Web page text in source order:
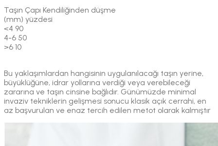
Taşın Çapı Kendiliğinden düşme
(mm) yüzdesi
<4 90
4-6 50
>6 10
Bu yaklaşımlardan hangisinin uygulanılacağı taşın yerine,
büyüklüğüne, idrar yollarına verdiği veya verebileceği
zararına ve taşın cinsine bağlıdır. Günümüzde minimal
invaziv tekniklerin gelişmesi sonucu klasik açık cerrahi, en
az başvurulan ve enaz tercih edilen metot olarak kalmıştır